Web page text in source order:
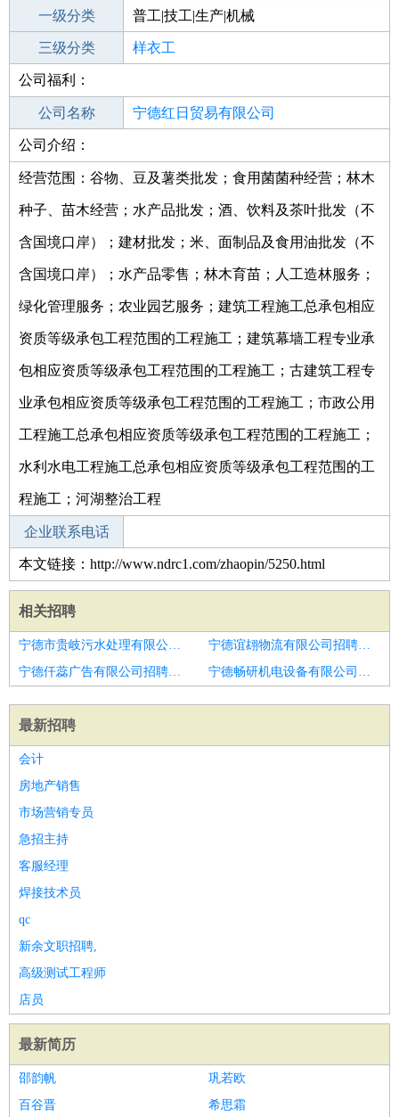
一级分类 普工|技工|生产|机械
二级分类 普工/技工
三级分类 样衣工
其他行业
公司福利：
公司名称 宁德红日贸易有限公司
公司类型
公司介绍：
经营范围：谷物、豆及薯类批发；食用菌菌种经营；林木
种子、苗木经营；水产品批发；酒、饮料及茶叶批发（不
含国境口岸）；建材批发；米、面制品及食用油批发（不
含国境口岸）；水产品零售；林木育苗；人工造林服务；
绿化管理服务；农业园艺服务；建筑工程施工总承包相应
资质等级承包工程范围的工程施工；建筑幕墙工程专业承
包相应资质等级承包工程范围的工程施工；古建筑工程专
业承包相应资质等级承包工程范围的工程施工；市政公用
工程施工总承包相应资质等级承包工程范围的工程施工；
水利水电工程施工总承包相应资质等级承包工程范围的工
程施工；河湖整治工程
企业联系电话
本文链接：http://www.ndrc1.com/zhaopin/5250.html
相关招聘
宁德市贵岐污水处理有限公司招聘制袋熟练工
宁德谊翃物流有限公司招聘样衣工
宁德仟蕊广告有限公司招聘样衣工
宁德畅研机电设备有限公司招聘熟练工
最新招聘
会计
房地产销售
市场营销专员
急招主持
客服经理
焊接技术员
qc
新余文职招聘,
高级测试工程师
店员
最新简历
邵韵帆
巩若欧
百谷晋
希思霜